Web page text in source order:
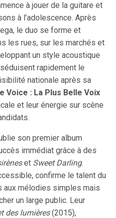
à jouer de la guitare et
à l’adolescence. Après
le duo se forme et
les rues, sur les marchés et
un style acoustique
rapidement le
nationale après sa
Voice : La Plus Belle Voix
et leur énergie sur scène
son premier album
immédiat grâce à des
et Sweet Darling.
confirme le talent du
aux mélodies simples mais
un large public. Leur
des lumières(2015),